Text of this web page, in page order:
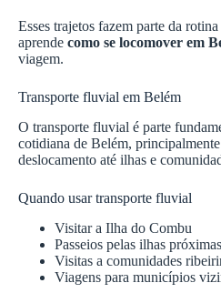
Esses trajetos fazem parte da
aprende como se locomover em
viagem.
Transporte fluvial em Belém
O transporte fluvial é parte
cotidiana de Belém,
deslocamento até ilhas e
Quando usar transporte fluvial
Visitar a Ilha do Combu
Passeios pelas ilhas próximas
Visitas a comunidades
Viagens para municípios